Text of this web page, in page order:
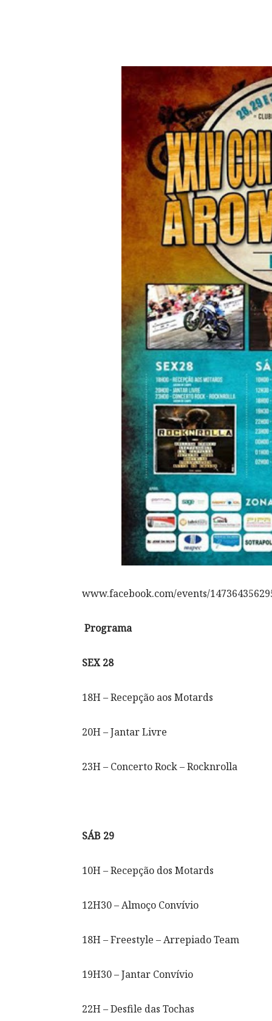
www.facebook.com/events/
Programa
SEX 28
18H – Recepção aos Motards
20H – Jantar Livre
23H – Concerto Rock – Rocknrolla
SÁB 29
10H – Recepção dos Motards
12H30 – Almoço Convívio
18H – Freestyle – Arrepiado Team
19H30 – Jantar Convívio
22H – Desfile das Tochas